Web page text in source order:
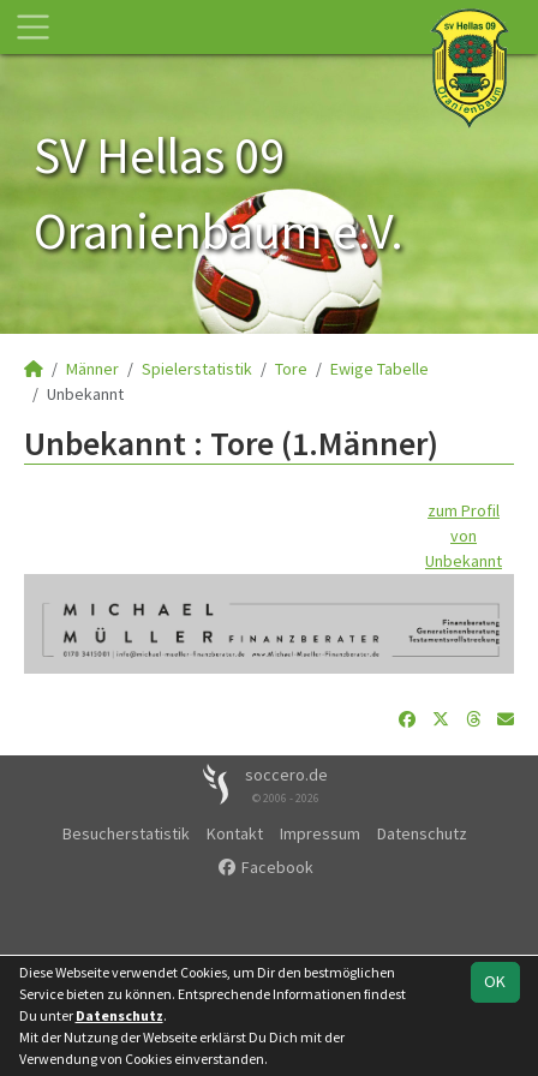
SV Hellas 09
Oranienbaum e.V.
Männer Spielerstatistik Tore
Ewige Tabelle
Unbekannt
Unbekannt : Tore (1.Männer)
zum Profil
von
Unbekannt
soccero.de
© 2006 - 2026
Besucherstatistik Kontakt Impressum
Datenschutz
Facebook
OK
Diese Webseite verwendet Cookies, um Dir den bestmöglichen
Service bieten zu können. Entsprechende Informationen findest
Du unter Datenschutz.
Mit der Nutzung der Webseite erklärst Du Dich mit der
Verwendung von Cookies einverstanden.